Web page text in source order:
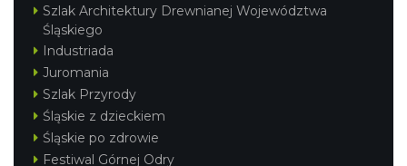
Szlak Architektury Drewnianej Województwa
Śląskiego
Industriada
Juromania
Szlak Przyrody
Śląskie z dzieckiem
Śląskie po zdrowie
Festiwal Górnej Odry